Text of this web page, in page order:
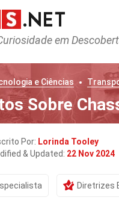
em
e Ciências
Sobre
Por: Lorinda Tooley
& Updated: 22 Nov 2024
Diretrizes